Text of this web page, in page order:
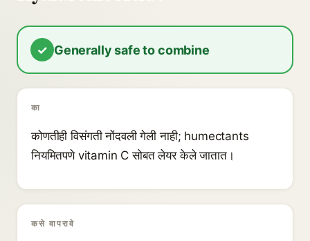
✓ Generally safe to combine
का
कोणतीही विसंगती नोंदवली गेली नाही; humectants
नियमितपणे vitamin C सोबत लेयर केले जातात।
कसे वापरावे